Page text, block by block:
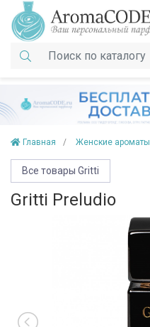
Главная Женские ароматы
Все товары Gritti
Gritti Preludio